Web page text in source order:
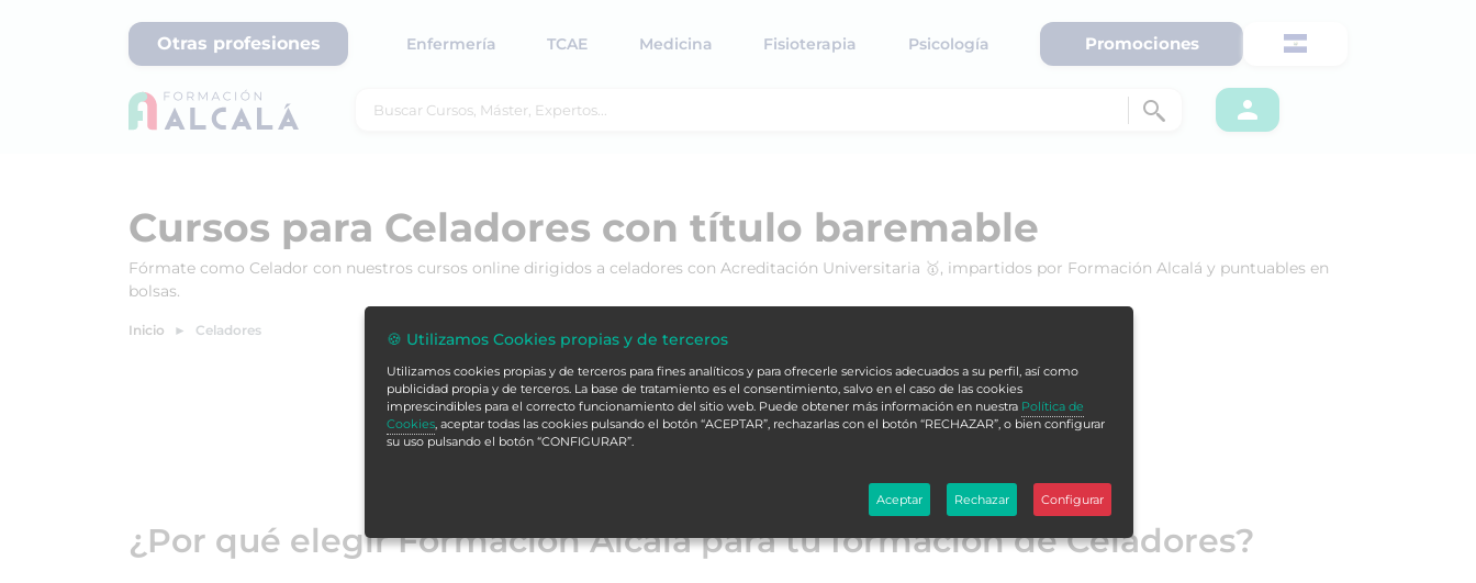
Otras profesiones Enfermería TCAE Medicina Fisioterapia Psicología Promociones
Cursos para Celadores con título baremable
Fórmate como Celador con nuestros cursos online dirigidos a celadores con Acreditación Universitaria 🥇, impartidos por Formación Alcalá y puntuables en
bolsas.
Inicio Celadores
¿Por qué elegir Formación Alcalá para tu formación de Celadores?
🍪 Utilizamos Cookies propias y de terceros
Utilizamos cookies propias y de terceros para fines analíticos y para ofrecerle servicios adecuados a su perfil, así como
publicidad propia y de terceros. La base de tratamiento es el consentimiento, salvo en el caso de las cookies
imprescindibles para el correcto funcionamiento del sitio web. Puede obtener más información en nuestra Política de
Cookies, aceptar todas las cookies pulsando el botón “ACEPTAR”, rechazarlas con el botón “RECHAZAR”, o bien configurar
su uso pulsando el botón “CONFIGURAR”.
Aceptar Rechazar Configurar